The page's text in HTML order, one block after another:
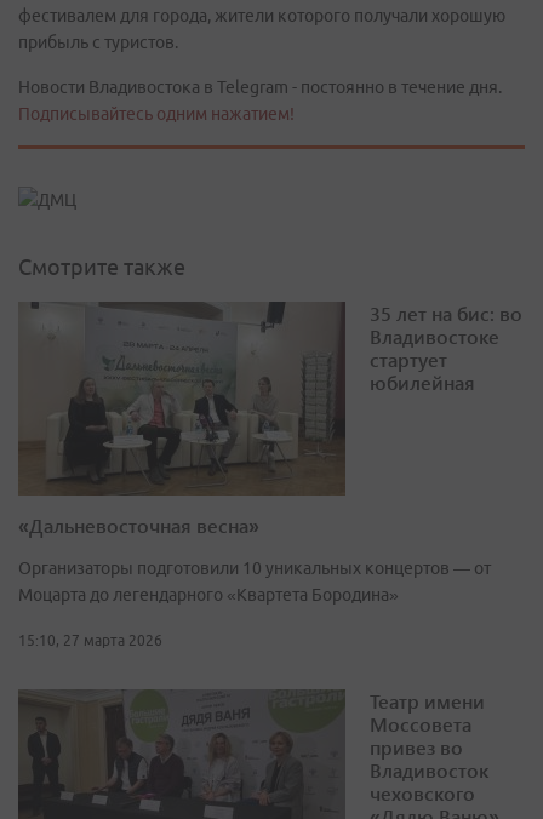
фестивалем для города, жители которого получали хорошую
прибыль с туристов.
Новости Владивостока в Telegram - постоянно в течение дня.
Подписывайтесь одним нажатием!
Смотрите также
35 лет на бис: во
Владивостоке
стартует
юбилейная
«Дальневосточная весна»
Организаторы подготовили 10 уникальных концертов — от
Моцарта до легендарного «Квартета Бородина»
15:10, 27 марта 2026
Театр имени
Моссовета
привез во
Владивосток
чеховского